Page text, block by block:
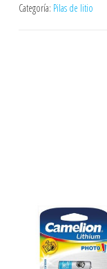
Categoría: Pilas de litio